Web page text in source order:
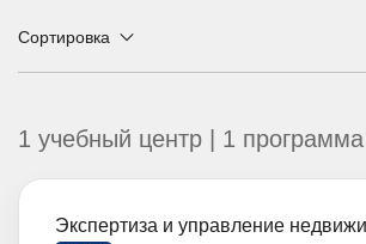
Сортировка
1 учебный центр | 1
Экспертиза и управление